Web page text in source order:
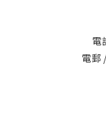
電
電郵